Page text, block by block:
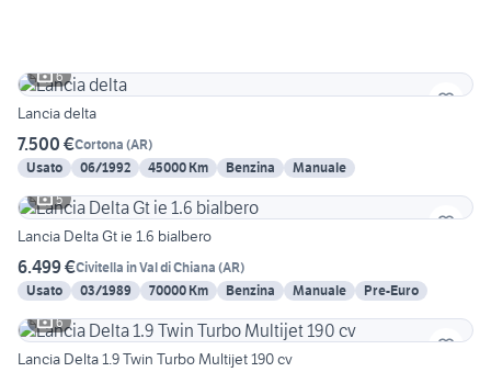
6
Lancia delta
7.500 €Cortona (AR)
Usato
06/1992 45000 Km Benzina
Manuale
5
Lancia Delta Gt ie 1.6 bialbero
6.499 €Civitella in Val di Chiana (AR)
Usato
03/1989 70000 Km Benzina Manuale
Pre-Euro
6
Lancia Delta 1.9 Twin Turbo Multijet 190 cv